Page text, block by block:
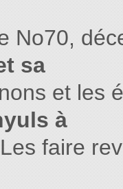
No70,
sa
et les
à
faire